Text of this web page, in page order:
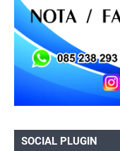
SOCIAL PLUGIN